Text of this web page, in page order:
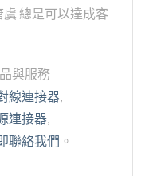
總是可以達成客
與服務
線連接器,
連接器,
聯絡我們 。